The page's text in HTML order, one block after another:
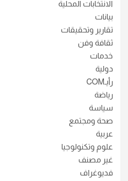
الانتخابات المحلية
بيانات
تقارير وتحقيقات
ثقافة وفن
خدمات
دولية
رأيـCOM
رياضة
سياسة
صحة ومجتمع
عربية
علوم وتكنولوجيا
غير مصنف
فديوغراف